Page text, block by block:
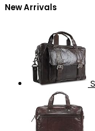
New Arrivals